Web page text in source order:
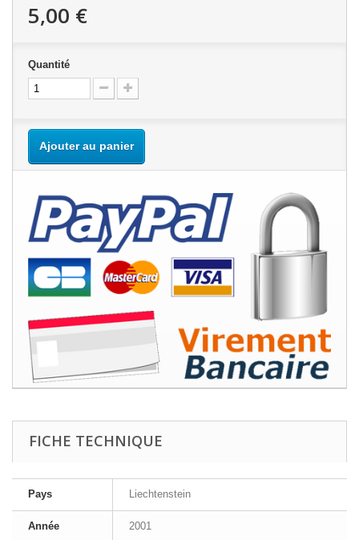
5,00 €
Quantité
Ajouter au panier
FICHE TECHNIQUE
Pays Liechtenstein
Année 2001